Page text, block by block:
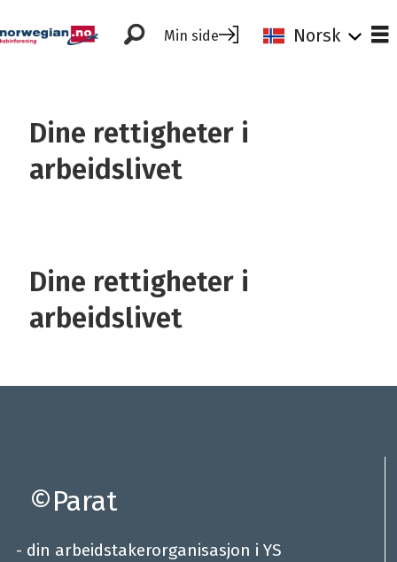
Min side Norsk
Tag:
dine
Dine rettigheter i
arbeidslivet
Dine rettigheter i
arbeidslivet
©Parat
- din arbeidstakerorganisasjon i YS